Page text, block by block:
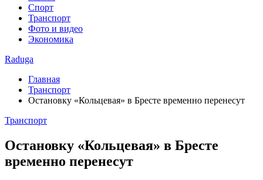
Спорт
Транспорт
Фото и видео
Экономика
Raduga
Главная
Транспорт
Остановку «Кольцевая» в Бресте временно перенесут
Транспорт
Остановку «Кольцевая» в Бресте
временно перенесут